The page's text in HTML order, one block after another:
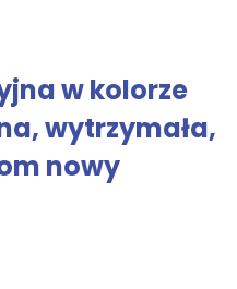
w kolorze
wytrzymała,
nowy